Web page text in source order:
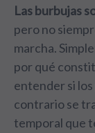
Las burbujas
pero no
marcha.
por qué
entender si
contrario se
temporal que